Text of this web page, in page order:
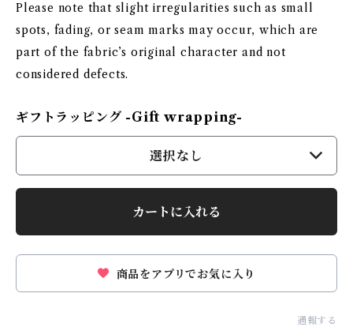
Please note that slight irregularities such as small
spots, fading, or seam marks may occur, which are
part of the fabric’s original character and not
considered defects.
ギフトラッピング -Gift wrapping-
選択なし
カートに入れる
商品をアプリでお気に入り
通報する